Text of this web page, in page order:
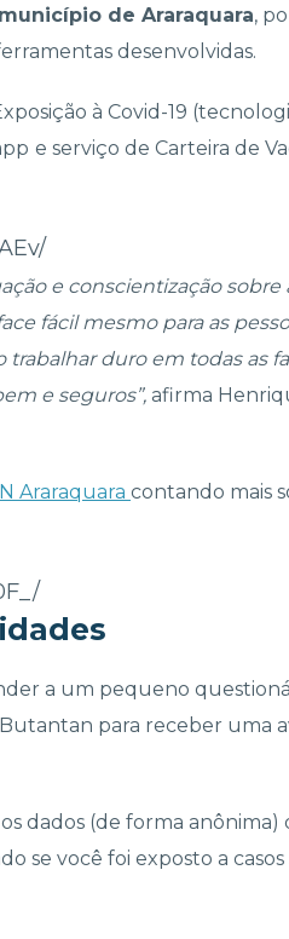
de Araraquara,
desenvolvidas.
à Covid-19
e serviço de Carteira de
e conscientização sobre
fácil mesmo para as
duro em todas as
e seguros”, afirma
Araraquara contando mais
a um pequeno
para receber uma
dados (de forma anônima)
se você foi exposto a